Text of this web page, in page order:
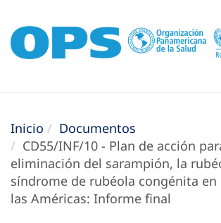
Inicio
Documentos
CD55/INF/10 - Plan de acción
eliminación del sarampión, la
síndrome de rubéola congénita en
las Américas: Informe final